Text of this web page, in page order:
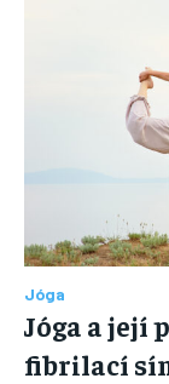
Jóga
Jóga a její
fibrilací